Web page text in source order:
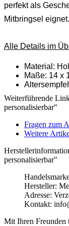
perfekt als
Mitbringsel eignet.
Alle Details im
Material:
Maße: 14 x
Weiterführende
personalisierbar"
Fragen zum
Weitere
personalisierbar"
Hersteller:
Adresse:
Kontakt:
Mit Ihren Freunden